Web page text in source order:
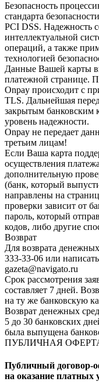
Безопасность
стандарта
PCI DSS. Надежность
интеллектуальной
операций, а также
технологией
Данные Вашей карты
платежной странице.
Onpay происходит с
TLS. Дальнейшая
закрытым
уровень надежности.
Onpay не передает
третьим лицам!
Если Ваша карта
осуществления
дополнительную
(банк, который
направлены на
проверки зависит от
пароль, который
кодов, либо другие
Возврат
Для возврата
333-33-06 или
gazeta@navigato.ru
Срок рассмотрения
составляет 7 дней.
на ту же банковскую
Возврат денежных
5 до 30 банковских
была выпущена
ПУБЛИЧНАЯ
Публичный договор-
на оказание платных